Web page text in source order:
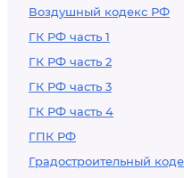
Воздушный кодекс РФ
ГК РФ часть 1
ГК РФ часть 2
ГК РФ часть 3
ГК РФ часть 4
ГПК РФ
Градостроительный